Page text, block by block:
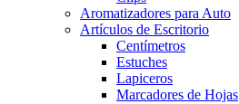
Aromatizadores para Auto
Artículos de Escritorio
Centímetros
Estuches
Lapiceros
Marcadores de Hojas